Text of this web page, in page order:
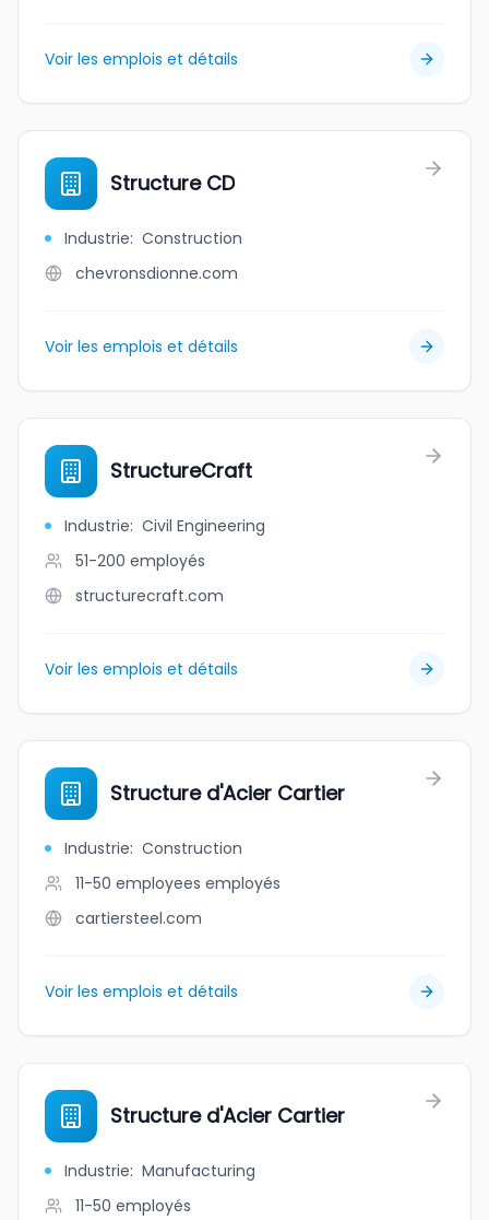
Voir les emplois et détails
Structure CD
Industrie: Construction
chevronsdionne.com
Voir les emplois et détails
StructureCraft
Industrie: Civil Engineering
51-200 employés
structurecraft.com
Voir les emplois et détails
Structure d'Acier Cartier
Industrie: Construction
11-50 employees employés
cartiersteel.com
Voir les emplois et détails
Structure d'Acier Cartier
Industrie: Manufacturing
11-50 employés